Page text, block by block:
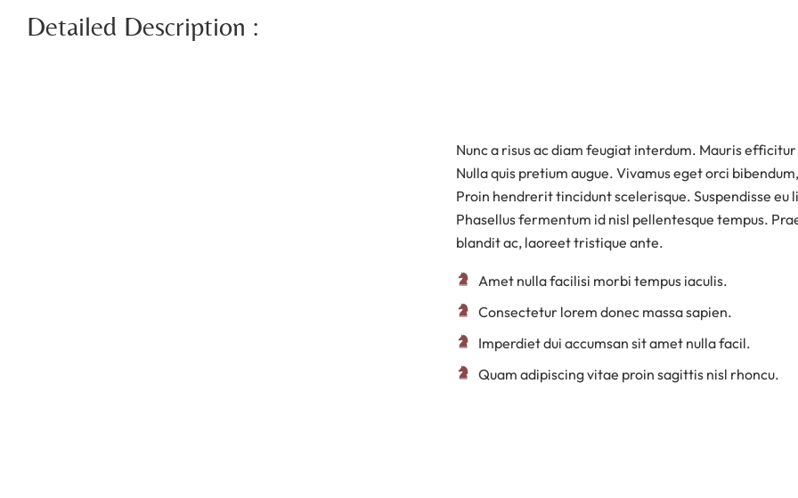
Detailed Description :
Nunc a risus ac diam feugiat interdum. Mauris
Nulla quis pretium augue. Vivamus eget orci
Proin hendrerit tincidunt scelerisque. Suspendisse eu
Phasellus fermentum id nisl pellentesque tempus.
blandit ac, laoreet tristique ante.
Amet nulla facilisi morbi tempus iaculis.
Consectetur lorem donec massa sapien.
Imperdiet dui accumsan sit amet nulla facil.
Quam adipiscing vitae proin sagittis nisl rhoncu.